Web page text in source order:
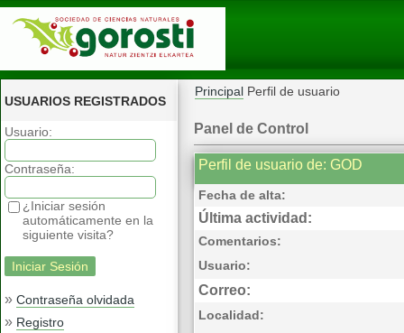
USUARIOS REGISTRADOS
Usuario:
Contraseña:
¿Iniciar sesión
automáticamente en la
siguiente visita?
» Contraseña olvidada
» Registro
Principal Perfil de usuario
Panel de Control
Perfil de usuario de: GOD
Fecha de alta:
Última actividad:
Comentarios:
Usuario:
Correo:
Localidad: